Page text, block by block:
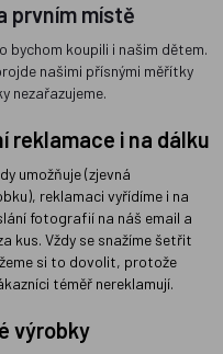
prvním místě
bychom koupili i našim dětem.
našimi přísnými měřítky
nezařazujeme.
reklamace i na dálku
umožňuje (zjevná
reklamaci vyřídíme i na
fotografií na náš email a
kus. Vždy se snažíme šetřit
si to dovolit, protože
téměř nereklamují.
výrobky